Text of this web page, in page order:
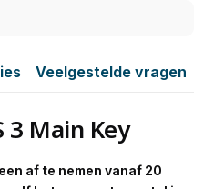
Veelgestelde vragen
3 Main Key
af te nemen vanaf 20